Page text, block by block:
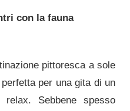
con la fauna
pittoresca a sole
per una gita di un
Sebbene spesso